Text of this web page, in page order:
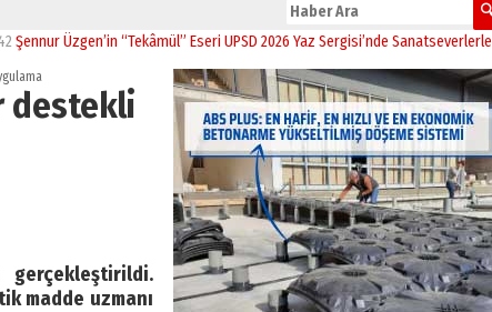
Üzgen’in “Tekâmül” Eseri UPSD 2026 Yaz Sergisi’nde Sanatseverlerle Buluştu
destekli
madde uzmanı